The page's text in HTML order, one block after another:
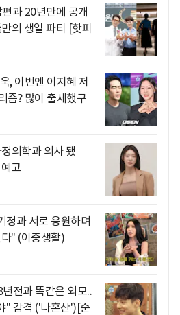
과 20년만에 공개
의 생일 파티 [핫피
, 이번엔 이지혜 저
즘? 많이 출세했구
의학과 의사 됐
고
정과 서로 응원하며
" (이중생활)
전과 똑같은 외모..
" 감격 ('나혼산')[순